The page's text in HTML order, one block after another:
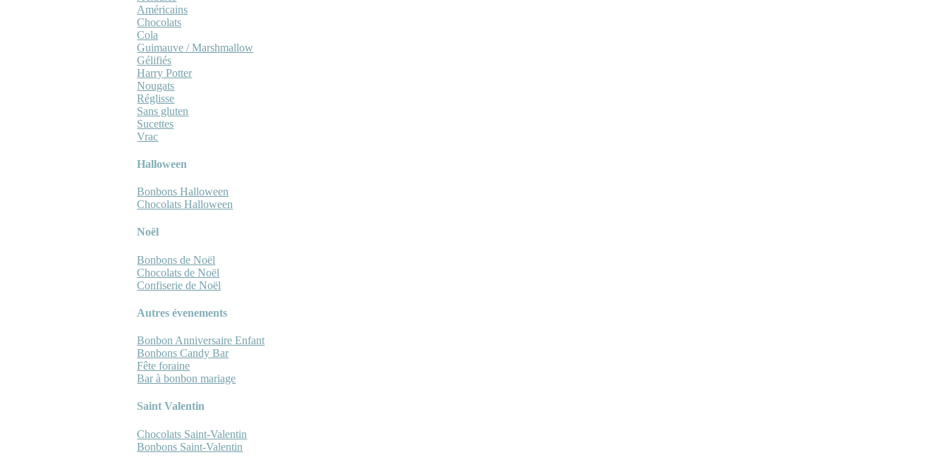
Américains
Chocolats
Cola
Guimauve / Marshmallow
Gélifiés
Harry Potter
Nougats
Réglisse
Sans gluten
Sucettes
Vrac
Halloween
Bonbons Halloween
Chocolats Halloween
Noël
Bonbons de Noël
Chocolats de Noël
Confiserie de Noël
Autres évenements
Bonbon Anniversaire Enfant
Bonbons Candy Bar
Fête foraine
Bar à bonbon mariage
Saint Valentin
Chocolats Saint-Valentin
Bonbons Saint-Valentin